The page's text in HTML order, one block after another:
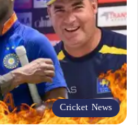
Cricket News